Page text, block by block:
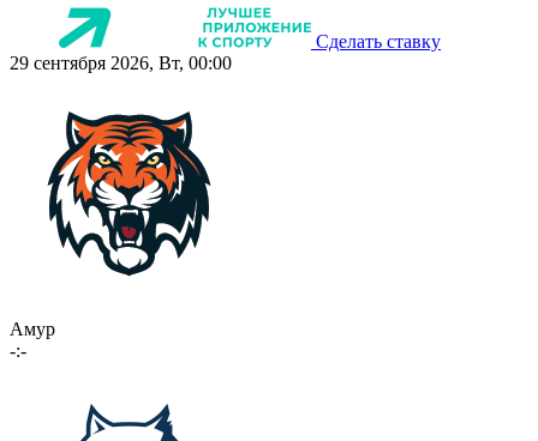
Сделать ставку
29 сентября 2026, Вт, 00:00
Амур
-:-